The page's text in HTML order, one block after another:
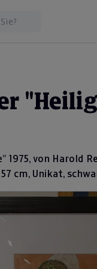
1975, von Harold
cm, Unikat,